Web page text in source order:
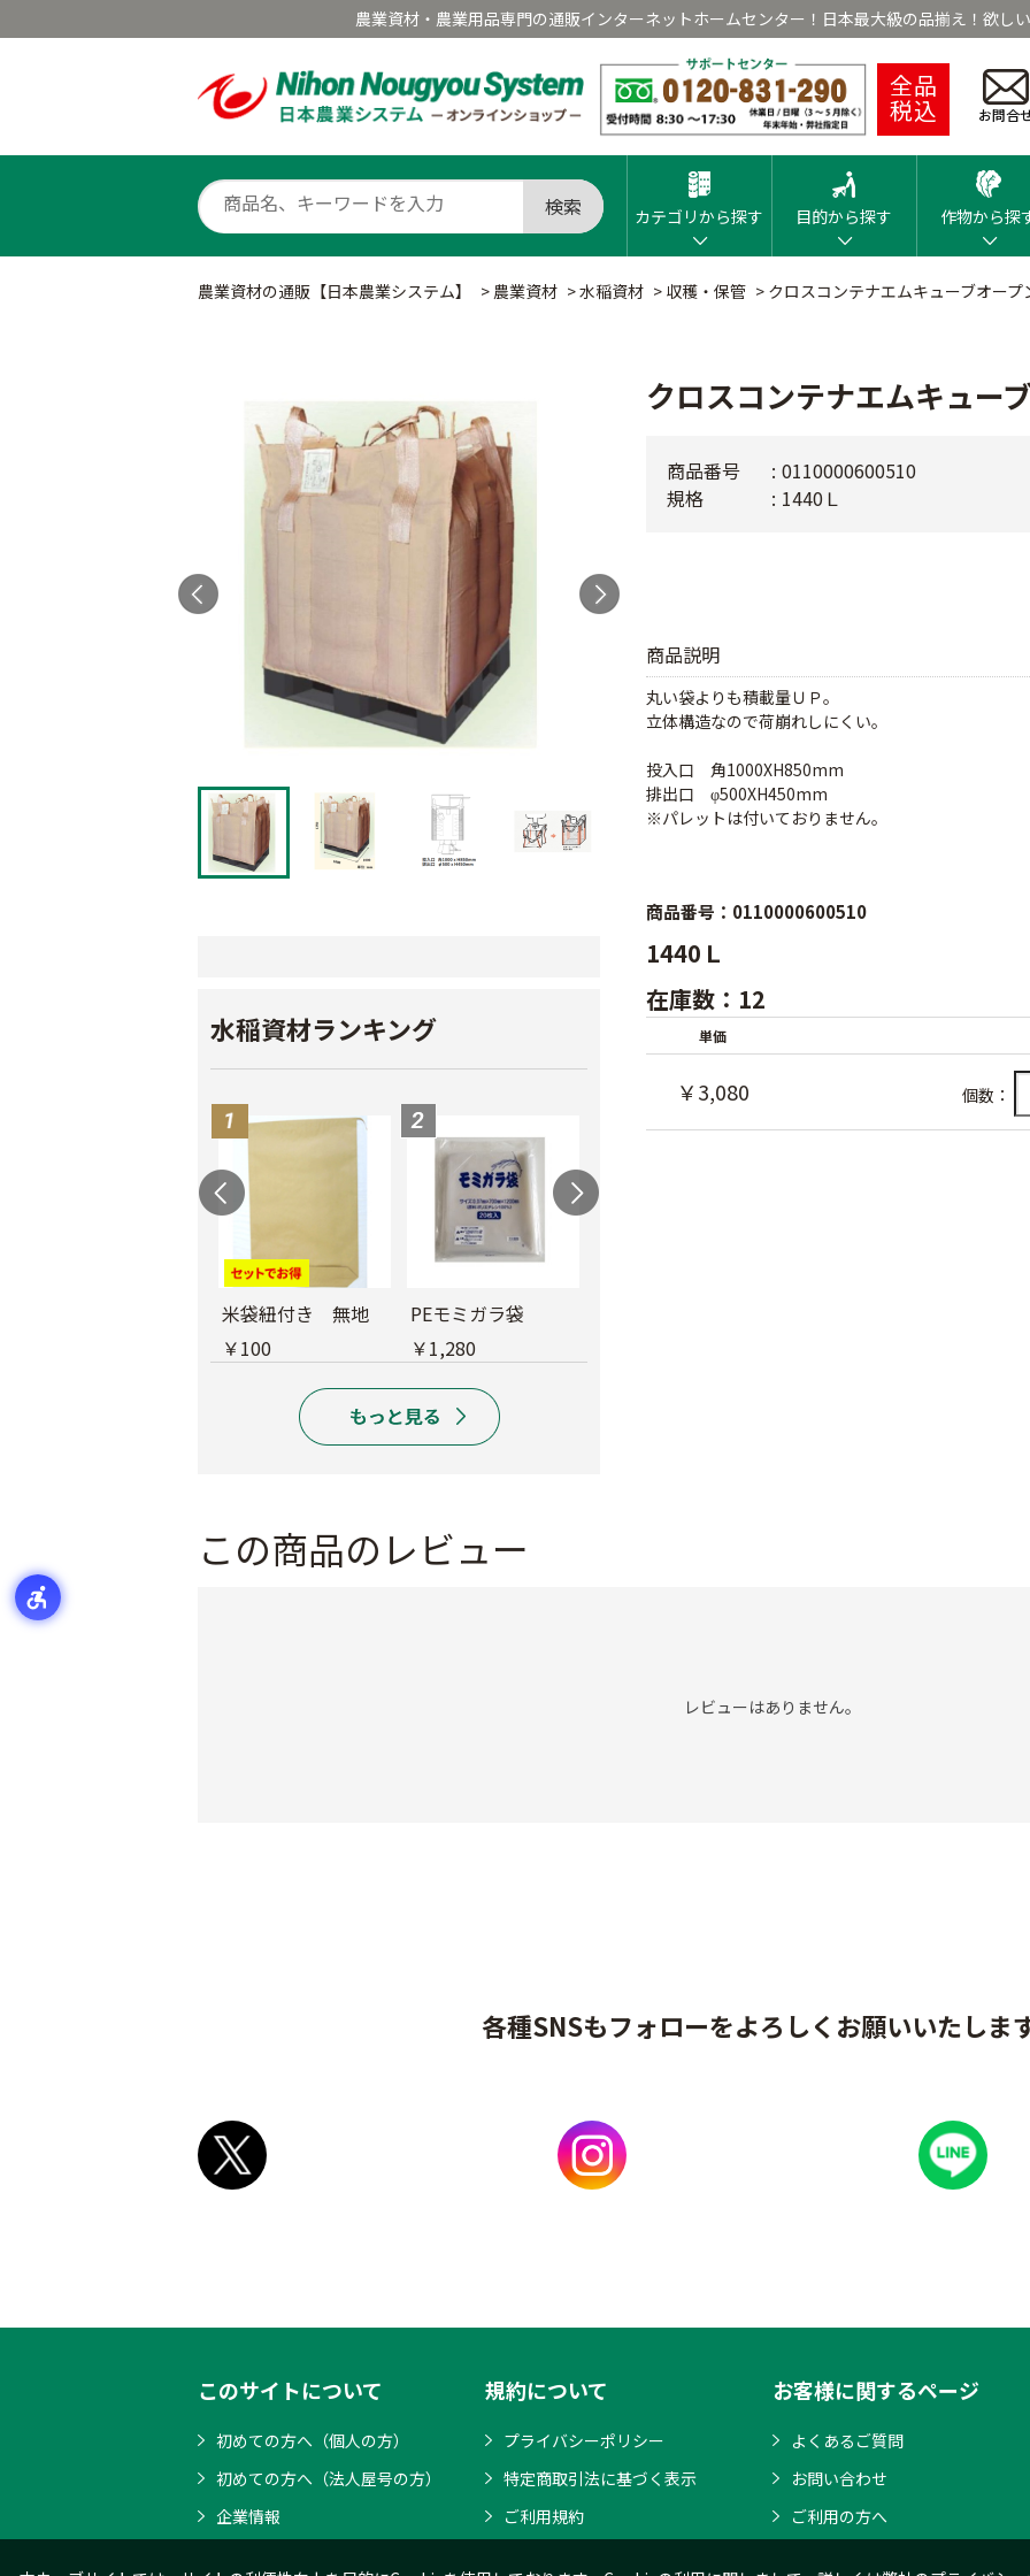
農業資材・農業用品専門の通販インターネットホームセンター！日本最大級の品揃え！欲し
全品
税込 お問合
検索 カテゴリから探す 目的から探す 作物から探
農業資材の通販【日本農業システム】 > 農業資材 >水稲資材 > 収穫・保管 > クロスコンテナエムキューブオープ
水稲資材ランキング
米袋紐付き 無地
￥100
PEモミガラ袋
￥1,280
クロスコンテナエムキュー
商品説明
丸い袋よりも積載量ＵＰ。
立体構造なので荷崩れしにくい。
投入口 角1000XH850mm
排出口 φ500XH450mm
※パレットは付いておりません。
商品番号
0110000600510
規格
1440Ｌ
商品番号：0110000600510
1440Ｌ
在庫数：12
単価
￥3,080 個数：
この商品のレビュー
レビューはありません。
各種SNSもフォローをよろしくお願いいたしま
このサイトについて
初めての方へ（個人の方）
初めての方へ（法人屋号の方）
企業情報
規約について
プライバシーポリシー
特定商取引法に基づく表示
ご利用規約
お客様に関するページ
よくあるご質問
お問い合わせ
ご利用の方へ